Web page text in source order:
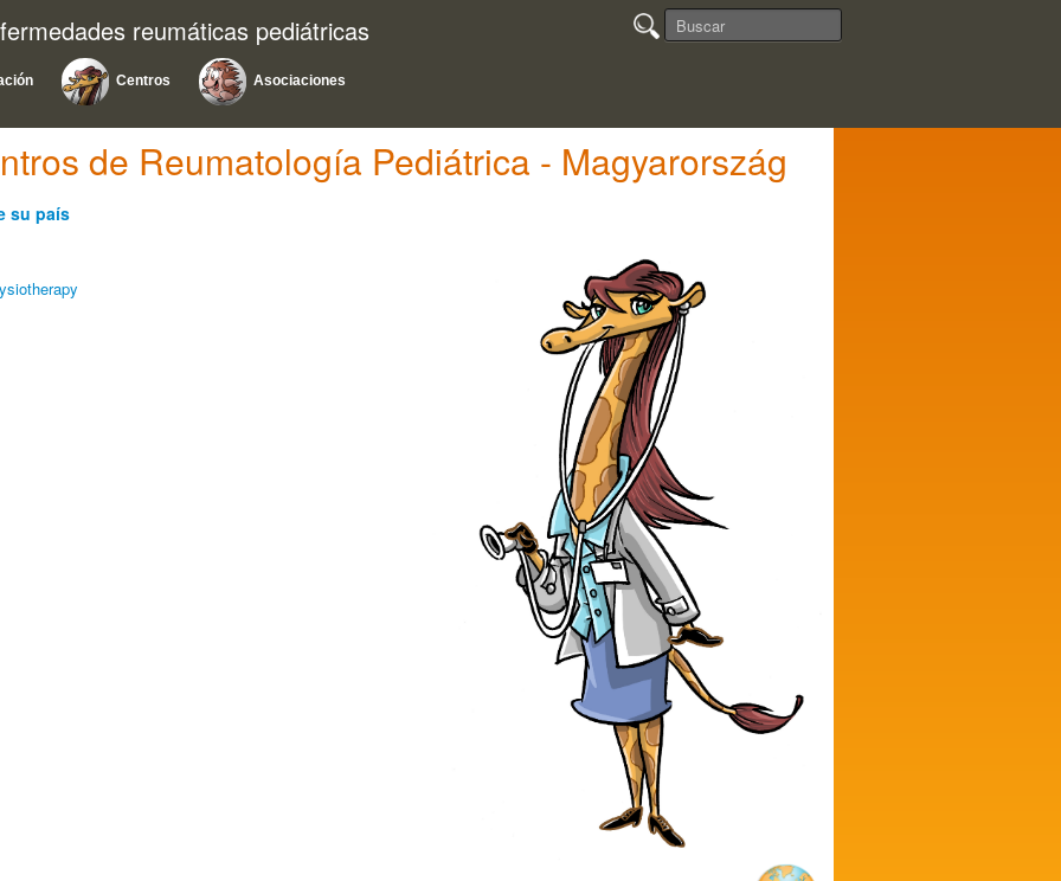
reumáticas pediátricas
Centros Asociaciones
de Reumatología Pediátrica - Magyarország
su país